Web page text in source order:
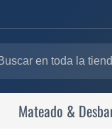
Mateado &